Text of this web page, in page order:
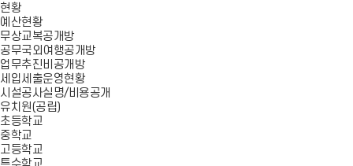
현황
예산현황
무상교복공개방
공무국외여행공개방
업무추진비공개방
세입세출운영현황
시설공사실명/비용공개
유치원(공립)
초등학교
중학교
고등학교